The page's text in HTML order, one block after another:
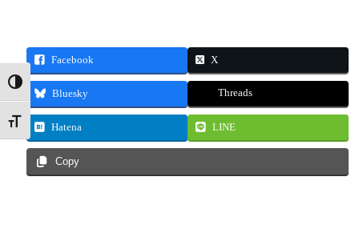
Toggle High Contrast
Toggle Font size
Facebook X
Bluesky Threads
Hatena LINE
Copy